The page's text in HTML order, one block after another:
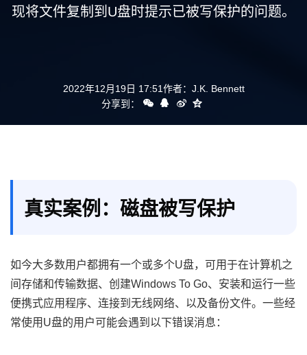
现将文件复制到U盘时提示已被写保护的问题。
2022年12月19日 17:51作者： J.K. Bennett
分享到：
真实案例：磁盘被写保护
如今大多数用户都拥有一个或多个U盘，可用于在计算机之
间存储和传输数据、创建Windows To Go、安装和运行一些
便携式应用程序、连接到无线网络、以及备份文件。一些经
常使用U盘的用户可能会遇到以下错误消息：